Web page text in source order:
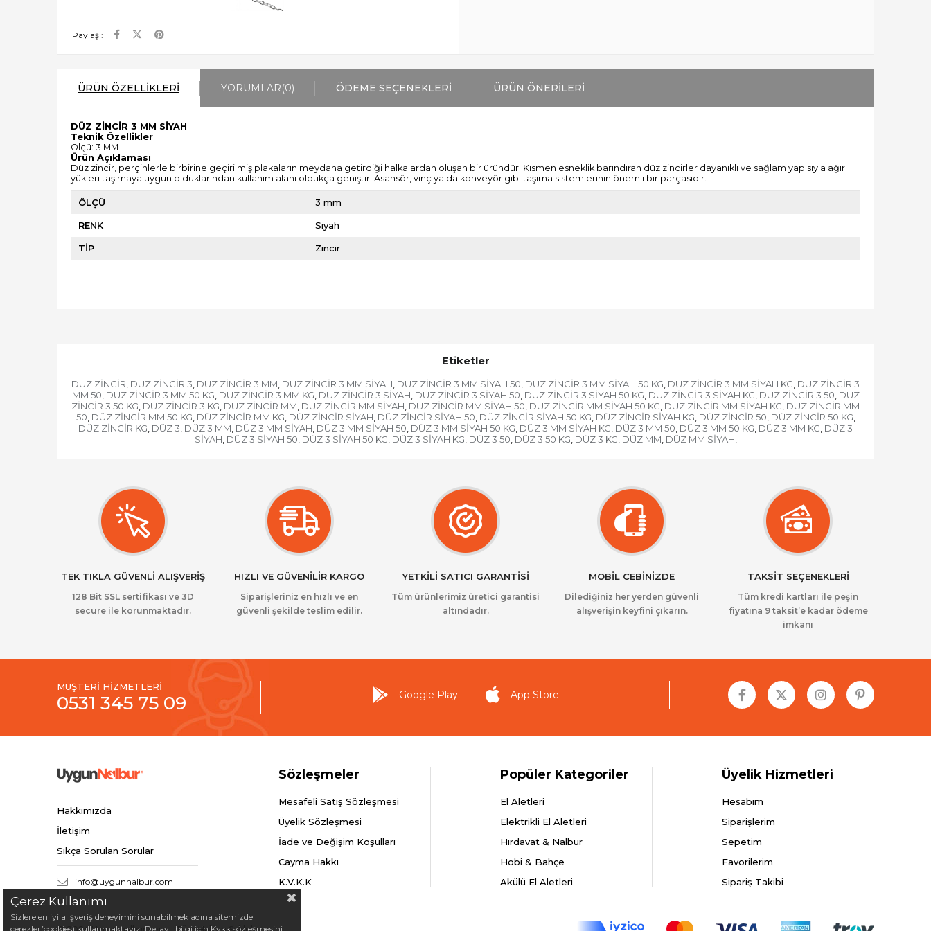
Paylaş :
ÜRÜN ÖZELLIKLERI YORUMLAR(0) ÖDEME SEÇENEKLERI ÜRÜN ÖNERILERI
DÜZ ZİNCİR 3 MM SİYAH
Teknik Özellikler
Ölçü: 3 MM
Ürün Açıklaması
Düz zincir, perçinlerle birbirine geçirilmiş plakaların meydana getirdiği halkalardan oluşan bir üründür. Kısmen esneklik barındıran düz zincirler dayanıklı ve sağlam yapısıyla ağır
yükleri taşımaya uygun olduklarından kullanım alanı oldukça geniştir. Asansör, vinç ya da konveyör gibi taşıma sistemlerinin önemli bir parçasıdır.
ÖLÇÜ 3 mm
RENK Siyah
TİP Zincir
Etiketler
DÜZ ZİNCİR, DÜZ ZİNCİR 3, DÜZ ZİNCİR 3 MM, DÜZ ZİNCİR 3 MM SİYAH, DÜZ ZİNCİR 3 MM SİYAH 50, DÜZ ZİNCİR 3 MM SİYAH 50 KG, DÜZ ZİNCİR 3 MM SİYAH KG, DÜZ ZİNCİR 3
MM 50, DÜZ ZİNCİR 3 MM 50 KG, DÜZ ZİNCİR 3 MM KG, DÜZ ZİNCİR 3 SİYAH, DÜZ ZİNCİR 3 SİYAH 50, DÜZ ZİNCİR 3 SİYAH 50 KG, DÜZ ZİNCİR 3 SİYAH KG, DÜZ ZİNCİR 3 50, DÜZ
ZİNCİR 3 50 KG, DÜZ ZİNCİR 3 KG, DÜZ ZİNCİR MM, DÜZ ZİNCİR MM SİYAH, DÜZ ZİNCİR MM SİYAH 50, DÜZ ZİNCİR MM SİYAH 50 KG, DÜZ ZİNCİR MM SİYAH KG, DÜZ ZİNCİR MM
50, DÜZ ZİNCİR MM 50 KG, DÜZ ZİNCİR MM KG, DÜZ ZİNCİR SİYAH, DÜZ ZİNCİR SİYAH 50, DÜZ ZİNCİR SİYAH 50 KG, DÜZ ZİNCİR SİYAH KG, DÜZ ZİNCİR 50, DÜZ ZİNCİR 50 KG,
DÜZ ZİNCİR KG, DÜZ 3, DÜZ 3 MM, DÜZ 3 MM SİYAH, DÜZ 3 MM SİYAH 50, DÜZ 3 MM SİYAH 50 KG, DÜZ 3 MM SİYAH KG, DÜZ 3 MM 50, DÜZ 3 MM 50 KG, DÜZ 3 MM KG, DÜZ 3
SİYAH, DÜZ 3 SİYAH 50, DÜZ 3 SİYAH 50 KG, DÜZ 3 SİYAH KG, DÜZ 3 50, DÜZ 3 50 KG, DÜZ 3 KG, DÜZ MM, DÜZ MM SİYAH,
TEK TIKLA GÜVENLİ ALIŞVERİŞ
128 Bit SSL sertifikası ve 3D
secure ile korunmaktadır.
HIZLI VE GÜVENİLİR KARGO
Siparişleriniz en hızlı ve en
güvenli şekilde teslim edilir.
YETKİLİ SATICI GARANTİSİ
Tüm ürünlerimiz üretici garantisi
altındadır.
MOBİL CEBİNİZDE
Dilediğiniz her yerden güvenli
alışverişin keyfini çıkarın.
TAKSİT SEÇENEKLERİ
Tüm kredi kartları ile peşin
fiyatına 9 taksit’e kadar ödeme
imkanı
MÜŞTERİ HİZMETLERİ
0531 345 75 09 Google Play App Store
Hakkımızda
İletişim
Sıkça Sorulan Sorular
info@uygunnalbur.com
Sözleşmeler
Mesafeli Satış Sözleşmesi
Üyelik Sözleşmesi
İade ve Değişim Koşulları
Cayma Hakkı
K.V.K.K
Popüler Kategoriler
El Aletleri
Elektrikli El Aletleri
Hırdavat & Nalbur
Hobi & Bahçe
Akülü El Aletleri
Üyelik Hizmetleri
Hesabım
Siparişlerim
Sepetim
Favorilerim
Sipariş Takibi
Çerez Kullanımı
Sizlere en iyi alışveriş deneyimini sunabilmek adına sitemizde
çerezler(cookies) kullanmaktayız. Detaylı bilgi için Kvkk sözleşmesini